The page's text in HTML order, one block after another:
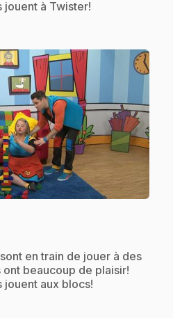
jouent à Twister!
en train de jouer à des
beaucoup de plaisir!
jouent aux blocs!